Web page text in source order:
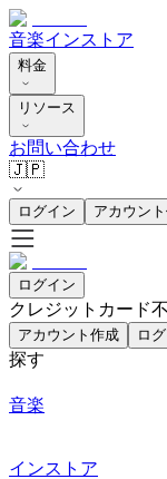
音楽インストア
料金
リソース
お問い合わせ
🇯🇵
ログイン アカウン
ログイン
クレジットカード
アカウント作成 ロ
探す
音楽
インストア